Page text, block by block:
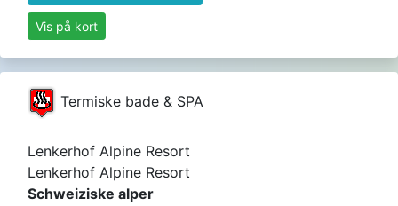
Vis på kort
Termiske bade & SPA
Lenkerhof Alpine Resort
Lenkerhof Alpine Resort
Schweiziske alper